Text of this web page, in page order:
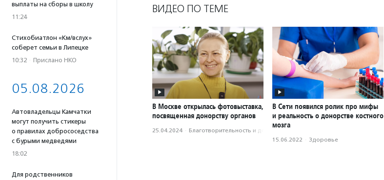
выплаты на сборы в школу
11:24
Стихобиатлон «Км/вслух»
соберет семьи в Липецке
10:32 · Прислано НКО
05.08.2026
Автовладельцы Камчатки
могут получить стикеры
о правилах добрососедства
с бурыми медведями
18:02
Для родственников
ВИДЕО ПО ТЕМЕ
В Москве открылась фотовыставка,
посвященная донорству органов
25.04.2024 · Благотвори­тель­ность и доброволь­чест­во
В Сети появился ролик про мифы
и реальность о донорстве костного
мозга
15.06.2022 · Здоровье